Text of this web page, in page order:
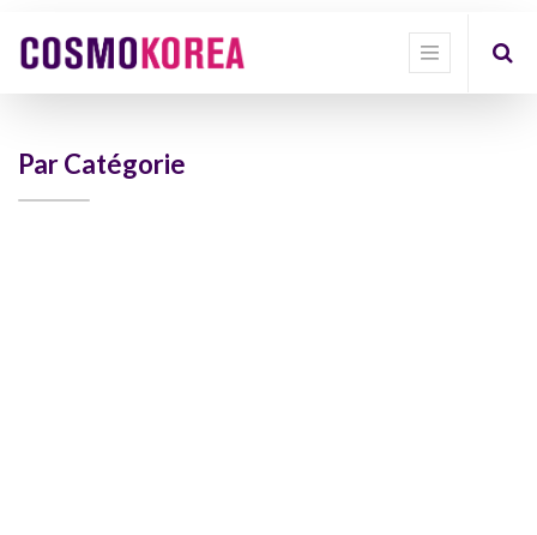
Par Catégorie
categories
options